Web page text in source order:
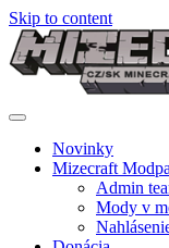
Skip to content
Novinky
Mizecraft
Admin
Mody v